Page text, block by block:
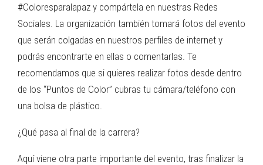
#Coloresparalapaz y compártela en nuestras Redes
Sociales. La organización también tomará fotos del evento
que serán colgadas en nuestros perfiles de internet y
podrás encontrarte en ellas o comentarlas. Te
recomendamos que si quieres realizar fotos desde dentro
de los “Puntos de Color” cubras tu cámara/teléfono con
una bolsa de plástico.
¿Qué pasa al final de la carrera?
Aquí viene otra parte importante del evento, tras finalizar la